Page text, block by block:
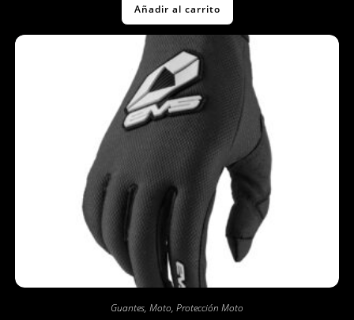
Añadir al carrito
Guantes, Moto, Protección Moto